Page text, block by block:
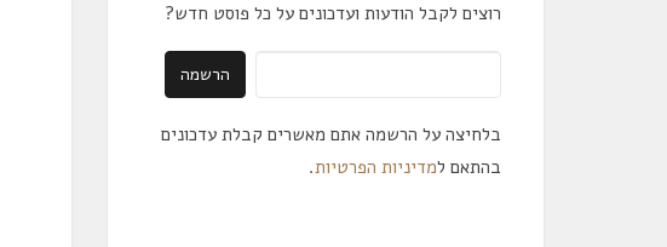
רוצים לקבל הודעות ועדכונים על כל פוסט חדש?
בלחיצה על הרשמה אתם מאשרים קבלת עדכונים
בהתאם למדיניות הפרטיות.